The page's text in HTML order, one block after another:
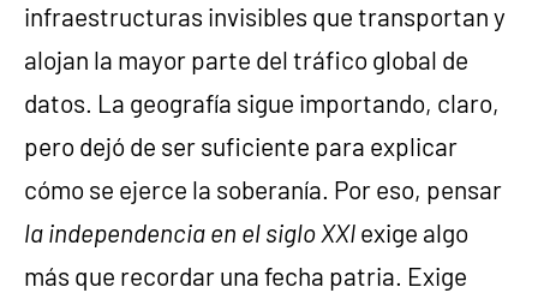
infraestructuras invisibles que transportan y
alojan la mayor parte del tráfico global de
datos. La geografía sigue importando, claro,
pero dejó de ser suficiente para explicar
cómo se ejerce la soberanía. Por eso, pensar
la independencia en el siglo XXI exige algo
más que recordar una fecha patria. Exige